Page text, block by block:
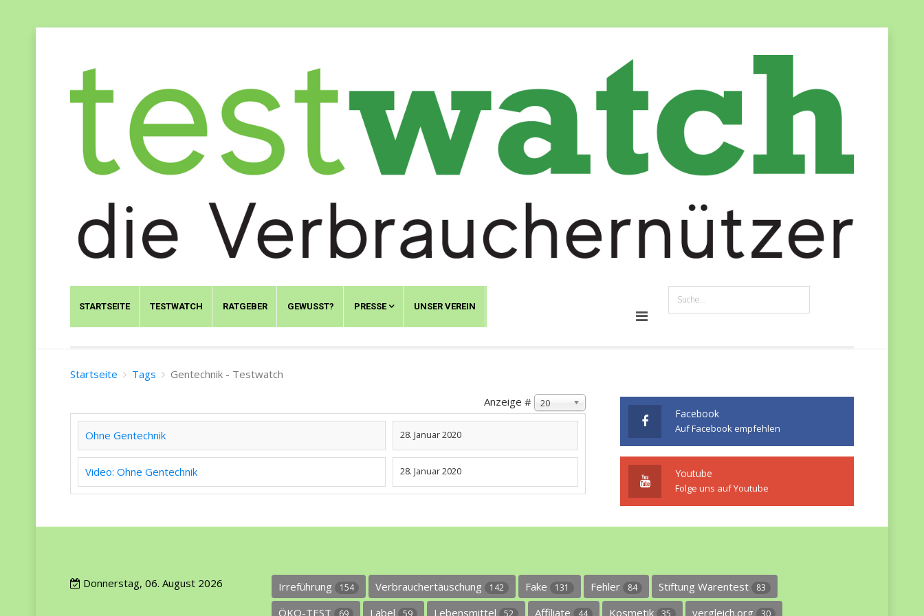
STARTSEITE TESTWATCH RATGEBER GEWUSST? PRESSE UNSER VEREIN
Startseite Tags
Gentechnik - Testwatch
Anzeige #
20
Ohne Gentechnik 28. Januar 2020
Video: Ohne Gentechnik 28. Januar 2020
Facebook
Auf Facebook empfehlen
Youtube
Folge uns auf Youtube
Donnerstag, 06. August 2026 Irreführung 154 Verbrauchertäuschung 142 Fake 131 Fehler 84 Stiftung Warentest 83
ÖKO-TEST 69 Label 59 Lebensmittel 52 Affiliate 44 Kosmetik 35 vergleich.org 30